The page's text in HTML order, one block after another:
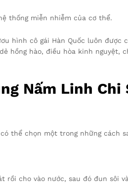
thống miễn nhiễm của cơ thể.
hình cô gái Hàn Quốc luôn
hồng hào, điều hòa kinh
Nấm Linh
thể chọn một trong những cách
rồi cho vào nước, sau đó đun sôi